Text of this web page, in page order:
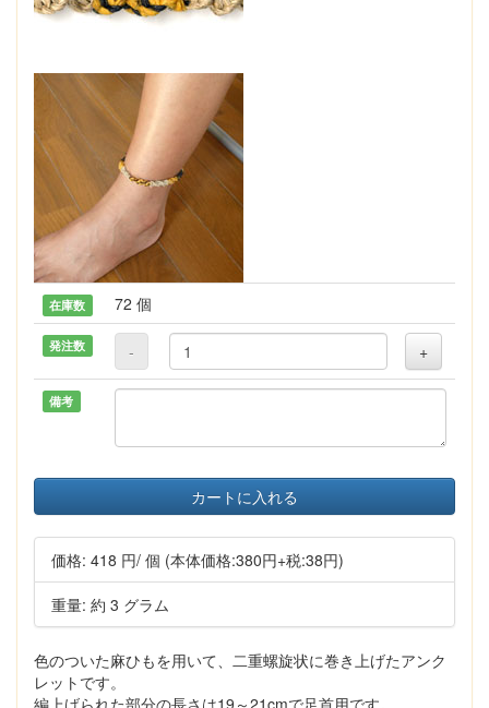
在庫数 72 個
発注数 - +
備考
カートに入れる
価格: 418 円/ 個 (本体価格:380円+税:38円)
重量: 約 3 グラム
色のついた麻ひもを用いて、二重螺旋状に巻き上げたアンク
レットです。
編上げられた部分の長さは19～21cmで足首用です。